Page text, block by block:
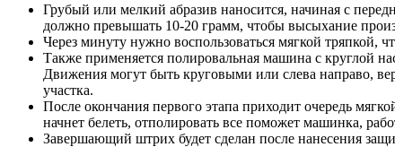
Грубый или мелкий абразив наносится, начиная с
должно превышать 10-20 грамм, чтобы высыхание
Через минуту нужно воспользоваться мягкой тряпкой,
Также применяется полировальная машина с круглой
Движения могут быть круговыми или слева направо,
участка.
После окончания первого этапа приходит очередь
начнет белеть, отполировать все поможет машинка,
Завершающий штрих будет сделан после нанесения